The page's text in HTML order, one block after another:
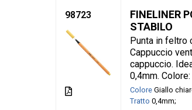
98723
FINELINER
STABILO
Punta in feltro
Cappuccio
cappuccio.
0,4mm.
Colore Giallo
Tratto 0,4mm